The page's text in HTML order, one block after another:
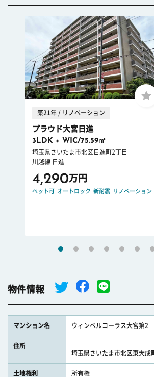
築21年 / リノベーション
プラウド大宮日進
3LDK + WIC/75.59㎡
埼玉県さいたま市北区日進町2丁目
川越線 日進
4,290万円
ペット可 オートロック 新耐震 リノベーション
物件情報
マンション名 ウィンベルコーラス大宮第2
住所
埼玉県さいたま市北区東大成
土地権利 所有権